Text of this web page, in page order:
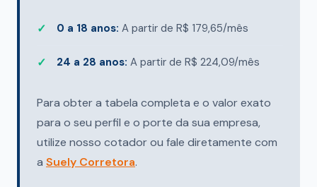
0 a 18 anos: A partir de R$ 179,65/mês
24 a 28 anos: A partir de R$ 224,09/mês
Para obter a tabela completa e o valor exato
para o seu perfil e o porte da sua empresa,
utilize nosso cotador ou fale diretamente com
a Suely Corretora.